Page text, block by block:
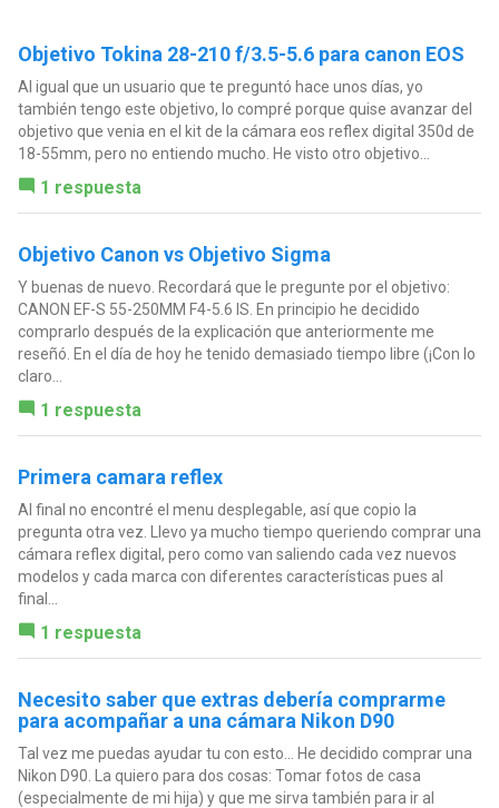
Objetivo Tokina 28-210 f/3.5-5.6 para canon EOS
Al igual que un usuario que te preguntó hace unos días, yo
también tengo este objetivo, lo compré porque quise avanzar del
objetivo que venia en el kit de la cámara eos reflex digital 350d de
18-55mm, pero no entiendo mucho. He visto otro objetivo...
1 respuesta
Objetivo Canon vs Objetivo Sigma
Y buenas de nuevo. Recordará que le pregunte por el objetivo:
CANON EF-S 55-250MM F4-5.6 IS. En principio he decidido
comprarlo después de la explicación que anteriormente me
reseñó. En el día de hoy he tenido demasiado tiempo libre (¡Con lo
claro...
1 respuesta
Primera camara reflex
Al final no encontré el menu desplegable, así que copio la
pregunta otra vez. Llevo ya mucho tiempo queriendo comprar una
cámara reflex digital, pero como van saliendo cada vez nuevos
modelos y cada marca con diferentes características pues al
final...
1 respuesta
Necesito saber que extras debería comprarme
para acompañar a una cámara Nikon D90
Tal vez me puedas ayudar tu con esto... He decidido comprar una
Nikon D90. La quiero para dos cosas: Tomar fotos de casa
(especialmente de mi hija) y que me sirva también para ir al